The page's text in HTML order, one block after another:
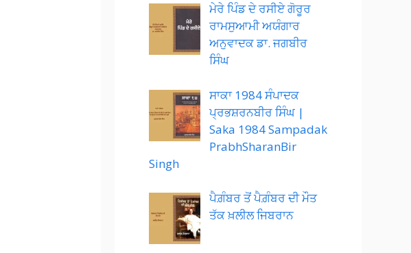
ਮੇਰੇ ਪਿੰਡ ਦੇ ਰਸੀਏ ਗੋਰੂਰ
ਰਾਮਸੁਆਮੀ ਅਯੰਗਾਰ
ਅਨੁਵਾਦਕ ਡਾ. ਜਗਬੀਰ
ਸਿੰਘ
ਸਾਕਾ 1984 ਸੰਪਾਦਕ
ਪ੍ਰਭਸ਼ਰਨਬੀਰ ਸਿੰਘ |
Saka 1984 Sampadak
PrabhSharanBir
Singh
ਪੈਗ਼ੰਬਰ ਤੋਂ ਪੈਗ਼ੰਬਰ ਦੀ ਮੌਤ
ਤੱਕ ਖ਼ਲੀਲ ਜਿਬਰਾਨ